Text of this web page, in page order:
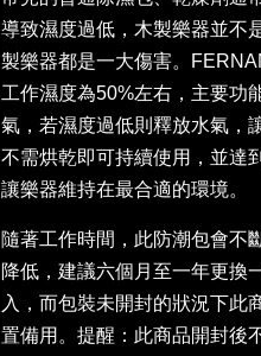
導致濕度過低，木製樂器並不
製樂器都是一大傷害。
工作濕度為50%左右，主要功
氣，若濕度過低則釋放水氣，
不需烘乾即可持續使用，並達
讓樂器維持在最合適的環境。
隨著工作時間，此防潮包會不
降低，建議六個月至一年更換
入，而包裝未開封的狀況下此
置備用。提醒：此商品開封後